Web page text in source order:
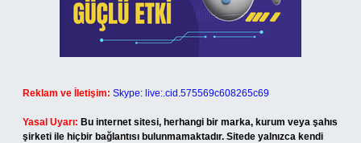
Reklam ve İletişim: Skype: live:.cid.575569c608265c69
Yasal Uyarı: Bu internet sitesi, herhangi bir marka, kurum veya şahıs
şirketi ile hiçbir bağlantısı bulunmamaktadır. Sitede yalnızca kendi